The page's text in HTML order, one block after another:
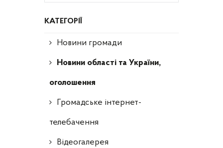
КАТЕГОРІЇ
Новини громади
Новини області та України,
оголошення
Громадське інтернет-
телебачення
Відеогалерея